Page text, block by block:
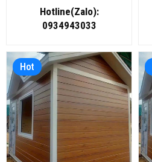
GYM- FITNESS TẠI HÀ NỘI
Hotline(Zalo):
0934943033
Hot